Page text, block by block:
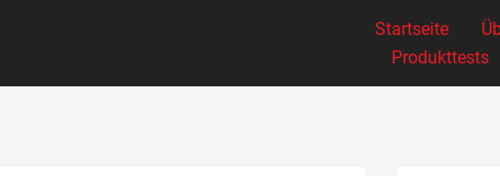
Startseite
Produkttests